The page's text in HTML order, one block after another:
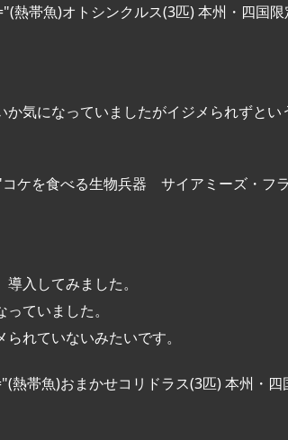
帯魚)オトシンクルス(3匹) 本州・四国
気になっていましたがイジメられずとい
ケを食べる生物兵器 サイアミーズ・フ
入してみました。
ていました。
れていないみたいです。
帯魚)おまかせコリドラス(3匹) 本州・四